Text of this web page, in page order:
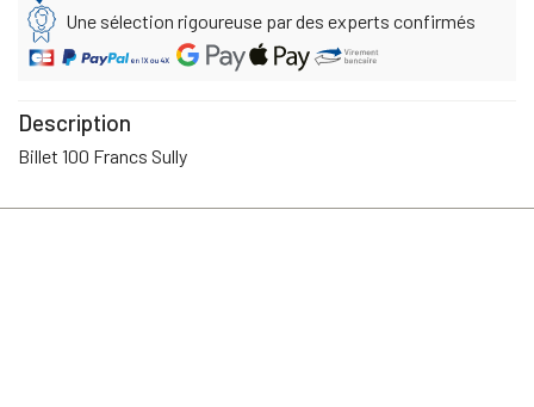
Une sélection rigoureuse par des experts confirmés
Description
Billet 100 Francs Sully